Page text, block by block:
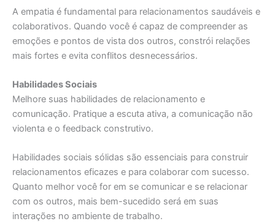
A empatia é fundamental para relacionamentos saudáveis e
colaborativos. Quando você é capaz de compreender as
emoções e pontos de vista dos outros, constrói relações
mais fortes e evita conflitos desnecessários.
Habilidades Sociais
Melhore suas habilidades de relacionamento e
comunicação. Pratique a escuta ativa, a comunicação não
violenta e o feedback construtivo.
Habilidades sociais sólidas são essenciais para construir
relacionamentos eficazes e para colaborar com sucesso.
Quanto melhor você for em se comunicar e se relacionar
com os outros, mais bem-sucedido será em suas
interações no ambiente de trabalho.